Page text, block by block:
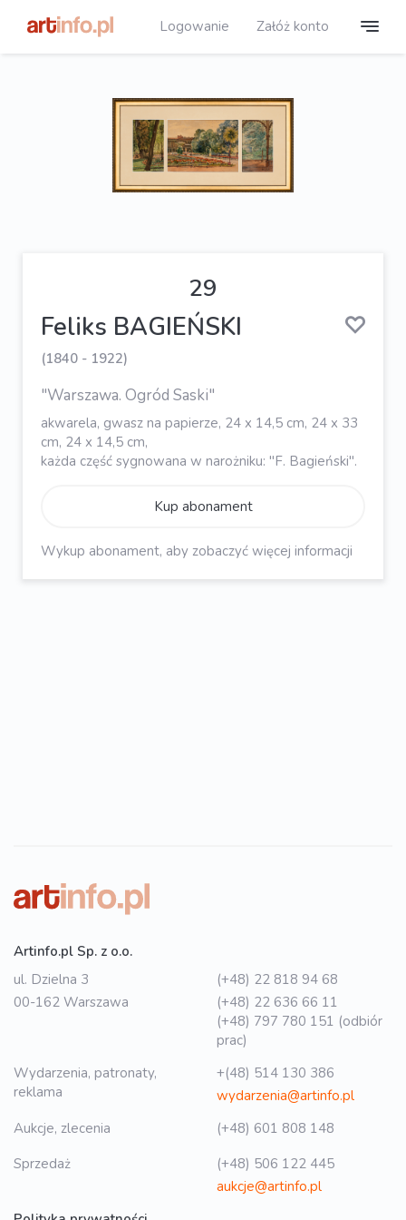
Logowanie Załóż konto
29
Feliks BAGIEŃSKI
(1840 - 1922)
"Warszawa. Ogród Saski"
akwarela, gwasz na papierze, 24 x 14,5 cm, 24 x 33
cm, 24 x 14,5 cm,
każda część sygnowana w narożniku: "F. Bagieński".
Kup abonament
Wykup abonament, aby zobaczyć więcej informacji
Artinfo.pl Sp. z o.o.
ul. Dzielna 3
00-162 Warszawa
(+48) 22 818 94 68
(+48) 22 636 66 11
(+48) 797 780 151 (odbiór
prac)
Wydarzenia, patronaty,
reklama
+(48) 514 130 386
wydarzenia@artinfo.pl
Aukcje, zlecenia
(+48) 601 808 148
Sprzedaż
(+48) 506 122 445
aukcje@artinfo.pl